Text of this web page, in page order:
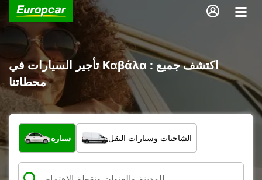
تأجير السيارات في Καβάλα : اكتشف جميع
محطاتنا
ما نوع المركبة؟
سيارة الشاحنات وسيارات النقل